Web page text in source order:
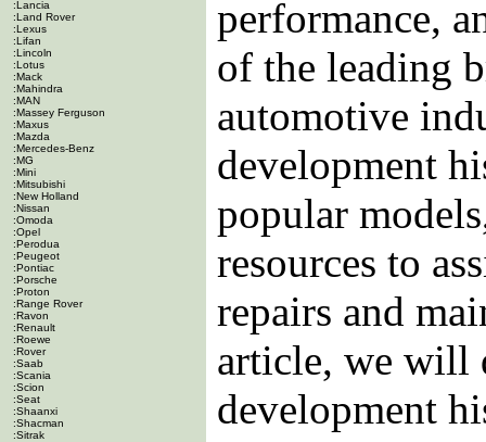
:Lancia
:Land Rover
:Lexus
:Lifan
:Lincoln
:Lotus
:Mack
:Mahindra
:MAN
:Massey Ferguson
:Maxus
:Mazda
:Mercedes-Benz
:MG
:Mini
:Mitsubishi
:New Holland
:Nissan
:Omoda
:Opel
:Perodua
:Peugeot
:Pontiac
:Porsche
:Proton
:Range Rover
:Ravon
:Renault
:Roewe
:Rover
:Saab
:Scania
:Scion
:Seat
:Shaanxi
:Shacman
:Sitrak
performance,
of the leading
automotive
development
popular
resources to
repairs and
article, we will
development